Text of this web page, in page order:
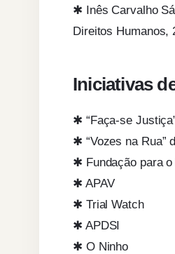
✱ Inês Carvalho
Direitos Humanos,
Iniciativas
✱ “Faça-se
✱ “Vozes na Rua”
✱ Fundação para
✱ APAV
✱ Trial Watch
✱ APDSI
✱ O Ninho